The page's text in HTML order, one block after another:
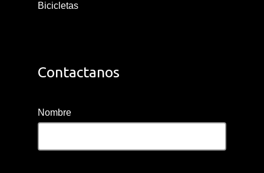
Bicicletas
Contactanos
Nombre